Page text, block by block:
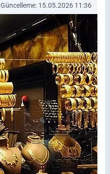
Güncelleme: 15.05.2026 11:36